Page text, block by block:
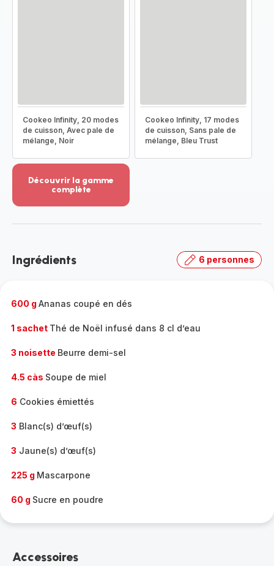
Cookeo Infinity, 20 modes
de cuisson, Avec pale de
mélange, Noir
Cookeo Infinity, 17 modes
de cuisson, Sans pale de
mélange, Bleu Trust
Découvrir la gamme
complète
-
gamme
Ingrédients 6 personnes
600 g Ananas coupé en dés
1 sachet Thé de Noël infusé dans 8 cl d’eau
3 noisette Beurre demi-sel
4.5 càs Soupe de miel
6 Cookies émiettés
3 Blanc(s) d’œuf(s)
3 Jaune(s) d’œuf(s)
225 g Mascarpone
60 g Sucre en poudre
Accessoires